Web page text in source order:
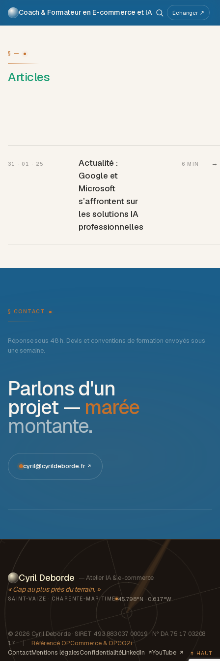
Coach & Formateur en E-commerce et IA
Pour qui Services Travaux Voix À propos Atelier IA Métiers
Échanger ↗
§ —
Articles
31 · 01 · 25
Actualité :
Google et
Microsoft
s’affrontent sur
les solutions IA
professionnelles
6 MIN →
§ CONTACT
Réponse sous 48 h. Devis et conventions de formation envoyés sous
une semaine.
Parlons d'un
projet — marée
montante.
cyril@cyrildeborde.fr
Cyril Deborde — Atelier IA & e-commerce
« Cap au plus près du terrain. »
SAINT-VAIZE · CHARENTE-MARITIME 45.798°N · 0.617°W
© 2026 Cyril Deborde · SIRET 493 883 037 00019 · N° DA 75 17 03208
17
|
Référencé OPCommerce & OPCO2i
ContactMentions légalesConfidentialitéLinkedIn YouTube HAUT